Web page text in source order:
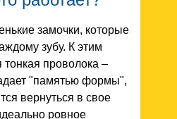
замочки, которые
зубу. К этим
тонкая проволока –
"памятью формы",
вернуться в свое
ровное